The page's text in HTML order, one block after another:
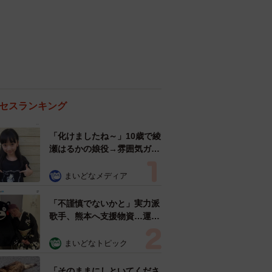
スランキング
「化けましたね～」10歳で綾
瀬はるかの娘役→雰囲気ガラ
雰囲気が」「宝塚に入れそ
まいどなメディア
「不謹慎でないかと」実力派
歌手、熊本へ支援物資…運搬
めらい 「痛いほど伝わる」
まいどなトピック